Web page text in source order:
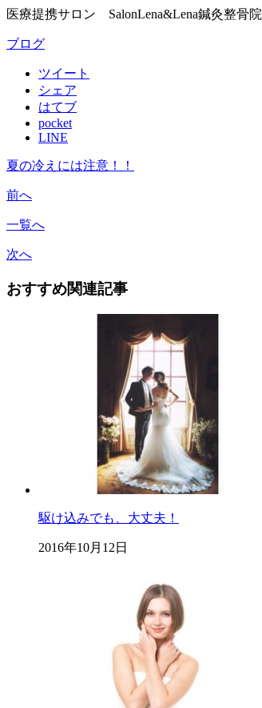
医療提携サロン SalonLena&Lena鍼灸整骨院
ブログ
ツイート
シェア
はてブ
pocket
LINE
夏の冷えには注意！！
前へ
一覧へ
次へ
おすすめ関連記事
駆け込みでも、大丈夫！
2016年10月12日